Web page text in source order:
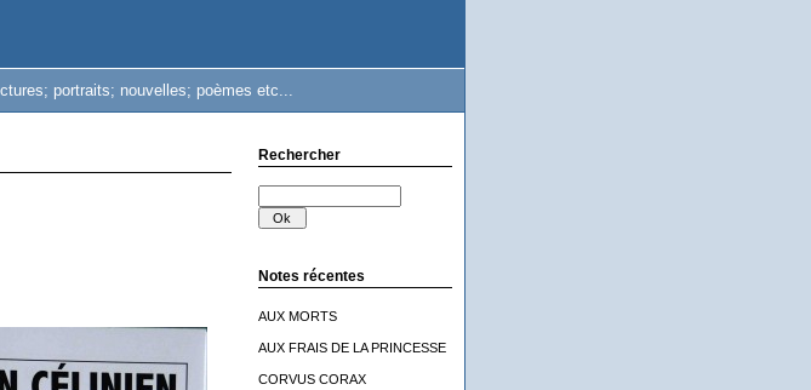
portraits; nouvelles; poèmes etc...
Rechercher
Notes récentes
AUX MORTS
AUX FRAIS DE LA PRINCESSE
CORVUS CORAX